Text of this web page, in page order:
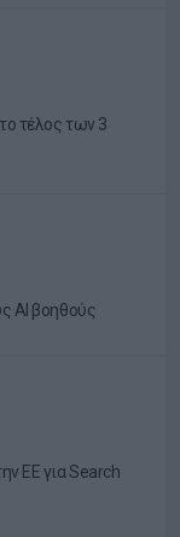
τέλος των 3
AI βοηθούς
ΕΕ για Search